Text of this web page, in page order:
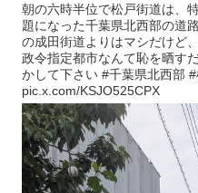
朝の六時半位で松戸街道は、
題になった千葉県北西部の道
の成田街道よりはマシだけど
政令指定都市なんて恥を晒す
かして下さい #千葉県北西部
pic.x.com/KSJO525CPX